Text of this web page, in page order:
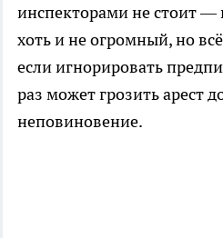
инспекторами не стоит
хоть и не огромный, но
если игнорировать
раз может грозить арест
неповиновение.